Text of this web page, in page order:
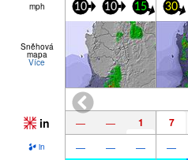
mph 10 10 15 30
Sněhová
mapa
Více
in — — 1 7
in — — — —